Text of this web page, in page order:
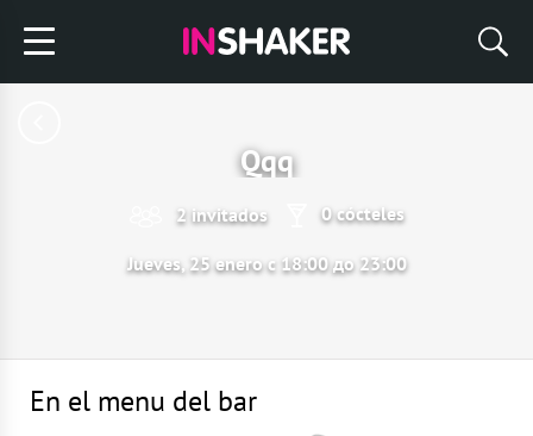
Qqq
2 invitados 0 cócteles
Jueves, 25 enero с 18:00 до 23:00
En el menu del bar